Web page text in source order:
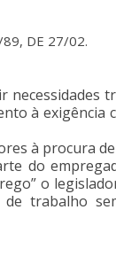
89, DE 27/02.
necessidades
à exigência
à procura
do
o
trabalho